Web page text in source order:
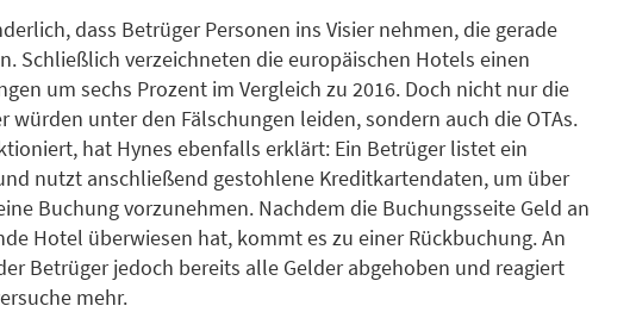
dass Betrüger Personen ins Visier nehmen, die gerade
Schließlich verzeichneten die europäischen Hotels einen
um sechs Prozent im Vergleich zu 2016. Doch nicht nur die
würden unter den Fälschungen leiden, sondern auch die OTAs.
hat Hynes ebenfalls erklärt: Ein Betrüger listet ein
nutzt anschließend gestohlene Kreditkartendaten, um über
Buchung vorzunehmen. Nachdem die Buchungsseite Geld an
Hotel überwiesen hat, kommt es zu einer Rückbuchung. An
Betrüger jedoch bereits alle Gelder abgehoben und reagiert
mehr.